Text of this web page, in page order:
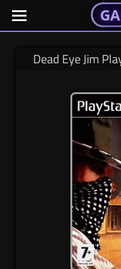
SkipEl
portal
El
portal
Dead Eye Jim